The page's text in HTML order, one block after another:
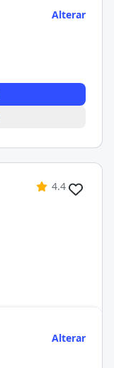
Alterar
4.4
Alterar